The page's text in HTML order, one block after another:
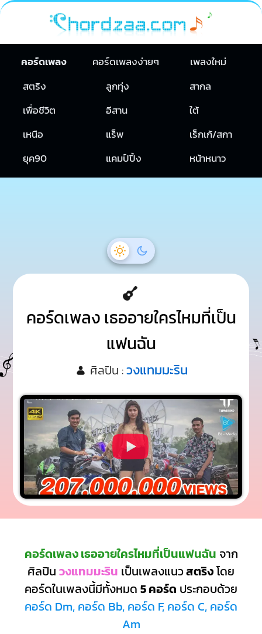
คอร์ดเพลง คอร์ดเพลงง่ายๆ
เพลงใหม่
สตริง
ลูกทุ่ง
สากล
เพื่อชีวิต
อีสาน
ใต้
เหนือ
แร็พ
เร็กเก้/สกา
ยุค90
แคมป์ปิ้ง หน้าหนาว
คอร์ดเพลง เธออายใครไหมที่เป็น
แฟนฉัน
ศิลปิน :วงแทมมะริน
คอร์ดเพลง เธออายใครไหมที่เป็นแฟนฉัน จาก
ศิลปิน วงแทมมะริน เป็นเพลงแนวสตริงโดย
คอร์ดในเพลงนี้มีทั้งหมด 5 คอร์ด ประกอบด้วย
คอร์ด Dm, คอร์ด Bb, คอร์ด F, คอร์ด C, คอร์ด
Am